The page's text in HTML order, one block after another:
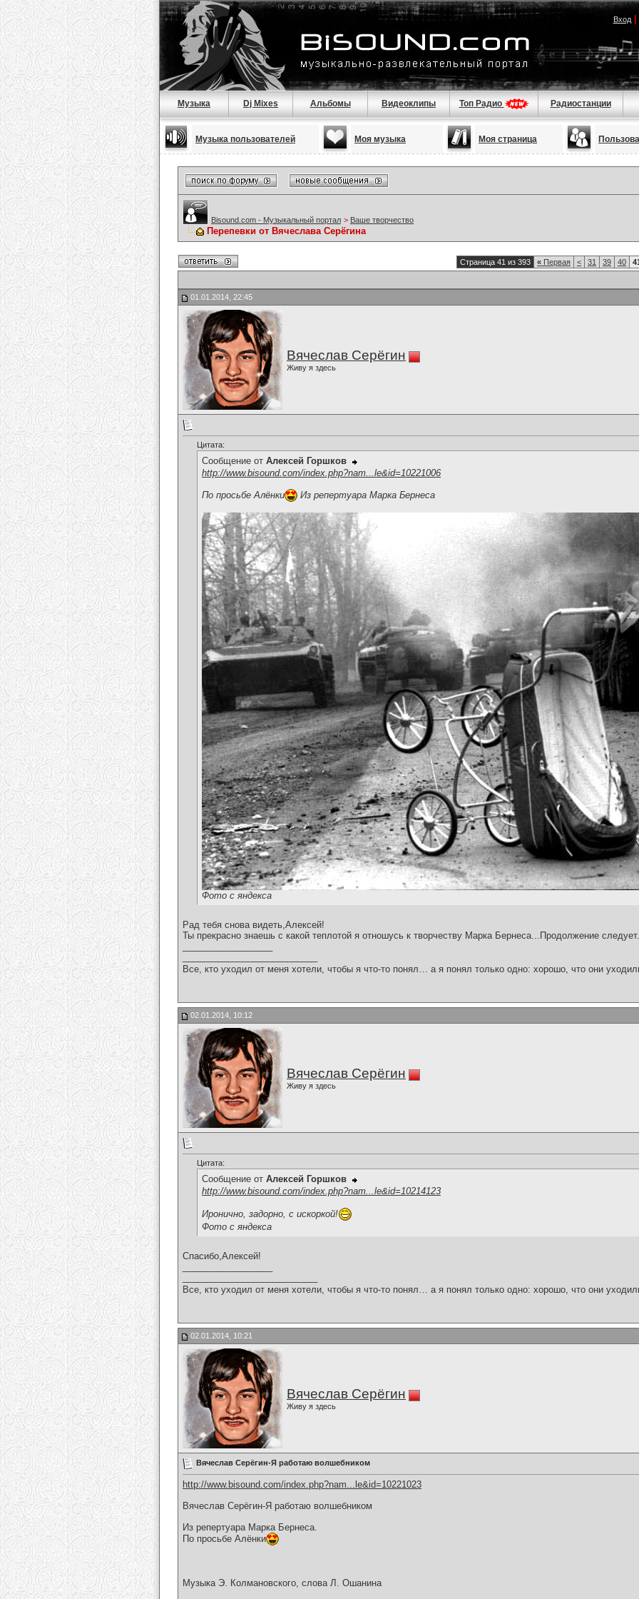
Вход|
Музыка Dj Mixes Альбомы Видеоклипы Топ Радио Радиостанции
Музыка пользователей Моя музыка Моя страница
Bisound.com - Музыкальный портал > Ваше творчество
Перепевки от Вячеслава Серёгина
Страница 41 из 393 « Первая < 31 39 40
01.01.2014, 22:45
Вячеслав Серёгин
Живу я здесь
Цитата:
Сообщение от Алексей Горшков
http://www.bisound.com/index.php?nam...le&id=10221006
По просьбе Алёнки Из репертуара Марка Бернеса
Фото с яндекса
Рад тебя снова видеть,Алексей!
Ты прекрасно знаешь с какой теплотой я отношусь к творчеству Марка Бернеса...Продолжение следует.
Все, кто уходил от меня хотели, чтобы я что-то понял… а я понял только одно: хорошо, что они
02.01.2014, 10:12
Вячеслав Серёгин
Живу я здесь
Цитата:
Сообщение от Алексей Горшков
http://www.bisound.com/index.php?nam...le&id=10214123
Иронично, задорно, с искоркой!
Фото с яндекса
Спасибо,Алексей!
Все, кто уходил от меня хотели, чтобы я что-то понял… а я понял только одно: хорошо, что они
02.01.2014, 10:21
Вячеслав Серёгин
Живу я здесь
Вячеслав Серёгин-Я работаю волшебником
http://www.bisound.com/index.php?nam...le&id=10221023
Вячеслав Серёгин-Я работаю волшебником
Из репертуара Марка Бернеса.
По просьбе Алёнки
Музыка Э. Колмановского, слова Л. Ошанина